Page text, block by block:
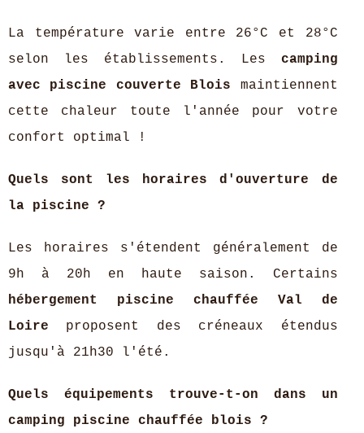
La température varie entre 26°C et 28°C
selon les établissements. Les camping
avec piscine couverte Blois maintiennent
cette chaleur toute l'année pour votre
confort optimal !
Quels sont les horaires d'ouverture de
la piscine ?
Les horaires s'étendent généralement de
9h à 20h en haute saison. Certains
hébergement piscine chauffée Val de
Loire proposent des créneaux étendus
jusqu'à 21h30 l'été.
Quels équipements trouve-t-on dans un
camping piscine chauffée blois ?